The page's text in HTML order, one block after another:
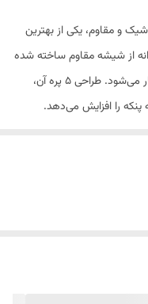
با طراحی شیک و مقاوم، یکی از بهترین
از شیشه مقاوم ساخته شده
که باعث افزایش مقاومت در برابر حرارت و فشار می‌شود. طراحی ۵ پره آن،
پنکه را افزایش می‌دهد.